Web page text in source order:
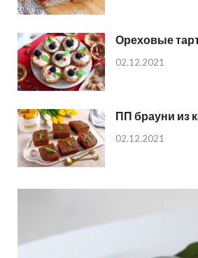
Ореховые
02.12.2021
ПП брауни из
02.12.2021